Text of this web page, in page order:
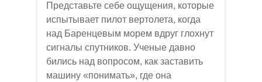
Представьте себе ощущения, которые
испытывает пилот вертолета, когда
над Баренцевым морем вдруг глохнут
сигналы спутников. Ученые давно
бились над вопросом, как заставить
машину «понимать», где она